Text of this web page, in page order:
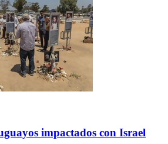
impactados con Israel